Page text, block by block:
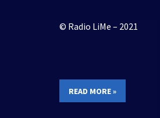
© Radio LiMe – 2021
READ MORE »